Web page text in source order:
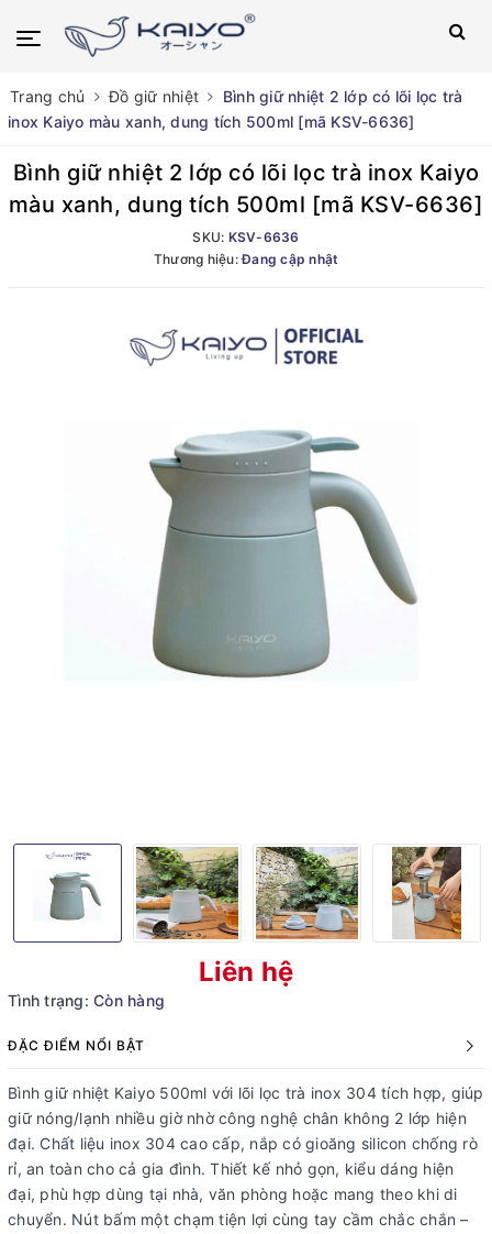
Trang chủ Đồ giữ nhiệt
Bình giữ nhiệt 2 lớp có lõi lọc trà
inox Kaiyo màu xanh, dung tích 500ml [mã KSV-6636]
Bình giữ nhiệt 2 lớp có lõi lọc trà inox Kaiyo
màu xanh, dung tích 500ml [mã KSV-6636]
SKU: KSV-6636
Thương hiệu:Đang cập nhật
Liên hệ
Tình trạng: Còn hàng
ĐẶC ĐIỂM NỔI BẬT
Bình giữ nhiệt Kaiyo 500ml với lõi lọc trà inox 304 tích hợp, giúp
giữ nóng/lạnh nhiều giờ nhờ công nghệ chân không 2 lớp hiện
đại. Chất liệu inox 304 cao cấp, nắp có gioăng silicon chống rò
rỉ, an toàn cho cả gia đình. Thiết kế nhỏ gọn, kiểu dáng hiện
đại, phù hợp dùng tại nhà, văn phòng hoặc mang theo khi di
chuyển. Nút bấm một chạm tiện lợi cùng tay cầm chắc chắn –